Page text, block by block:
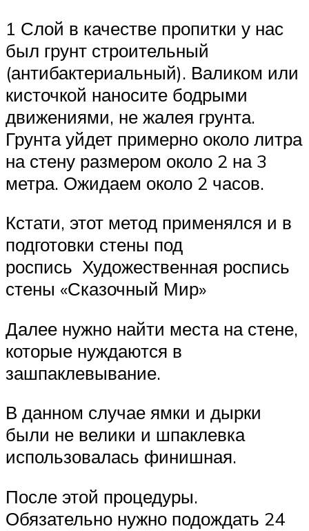
1 Слой в качестве пропитки у нас
был грунт строительный
(антибактериальный). Валиком или
кисточкой наносите бодрыми
движениями, не жалея грунта.
Грунта уйдет примерно около литра
на стену размером около 2 на 3
метра. Ожидаем около 2 часов.
Кстати, этот метод применялся и в
подготовки стены под
роспись Художественная роспись
стены «Сказочный Мир»
Далее нужно найти места на стене,
которые нуждаются в
зашпаклевывание.
В данном случае ямки и дырки
были не велики и шпаклевка
использовалась финишная.
После этой процедуры.
Обязательно нужно подождать 24